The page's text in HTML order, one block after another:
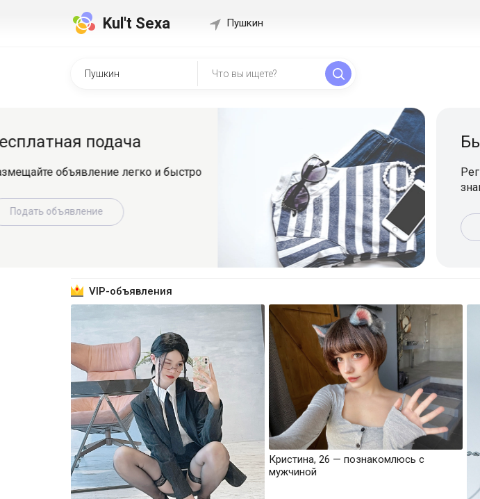
Kul't Sexa Пушкин
Быстрая регистрация
Регистрируйтесь и начинайте
знакомиться
Зарегистрироваться
VIP-объявления
Кристина, 26 — познакомлюсь с
мужчиной